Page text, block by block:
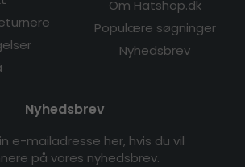
Om Hatshop.dk
Populære søgninger
Nyhedsbrev
Nyhedsbrev
e-mailadresse her, hvis du vil
på vores nyhedsbrev.